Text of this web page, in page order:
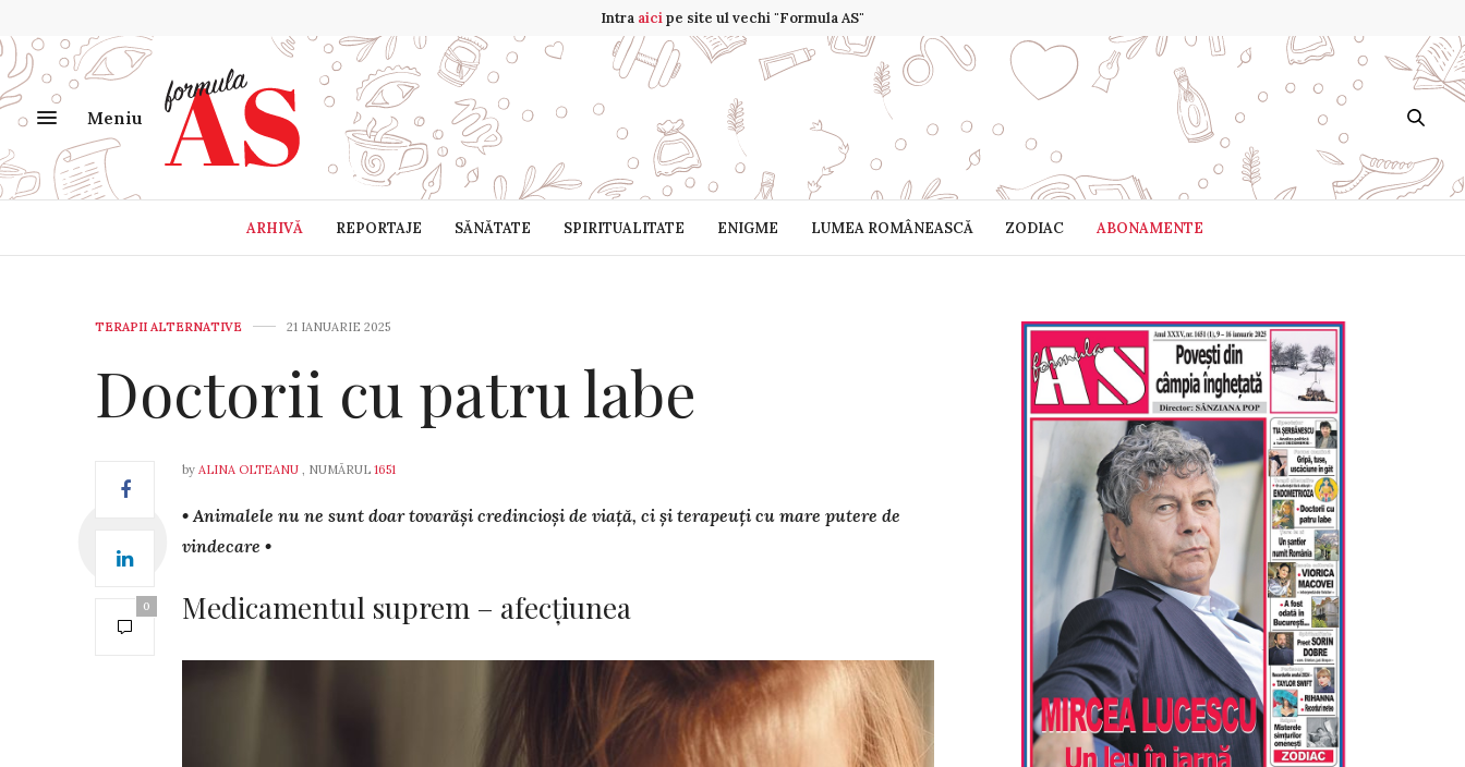
Intra aicipe site ul vechi "Formula AS"
Meniu
ARHIVĂ REPORTAJE SĂNĂTATE SPIRITUALITATE ENIGME LUMEA ROMÂNEASCĂ ZODIAC ABONAMENTE
TERAPII ALTERNATIVE 21 IANUARIE 2025
Doctorii cu patru labe
0
by ALINA OLTEANU , NUMĂRUL 1651
• Animalele nu ne sunt doar tovarăși cre­dincioși de viață, ci și terapeuți cu ma­re putere de
vindecare •
Medicamentul suprem – afecțiunea